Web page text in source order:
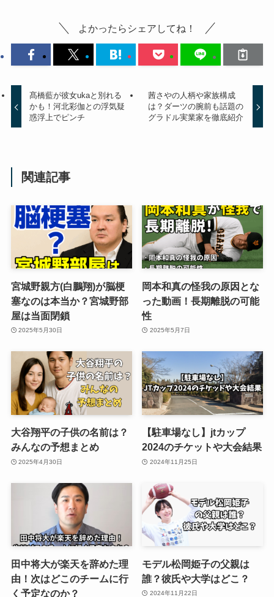
よかったらシェアしてね！
髙橋藍が彼女ukaと別れる
かも！河北彩伽との浮気疑
惑浮上でピンチ
茜さやの人柄や家族構成
は？ダーツの腕前も話題の
グラドル実業家を徹底紹介
関連記事
宮城野親方(白鵬翔)が脳梗
塞なのは本当か？宮城野部
屋は当面閉鎖
2025年5月30日
岡本和真の怪我の原因とな
った動画！長期離脱の可能
性
2025年5月7日
大谷翔平の子供の名前は？
みんなの予想まとめ
2025年4月30日
【駐車場なし】jtカップ
2024のチケットや大会結果
2024年11月25日
田中将大が楽天を辞めた理
由！次はどこのチームに行
く予定なのか？
モデル松岡姫子の父親は
誰？彼氏や大学はどこ？
2024年11月22日